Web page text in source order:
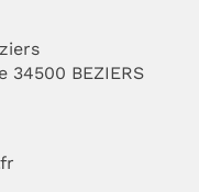
34500 BEZIERS